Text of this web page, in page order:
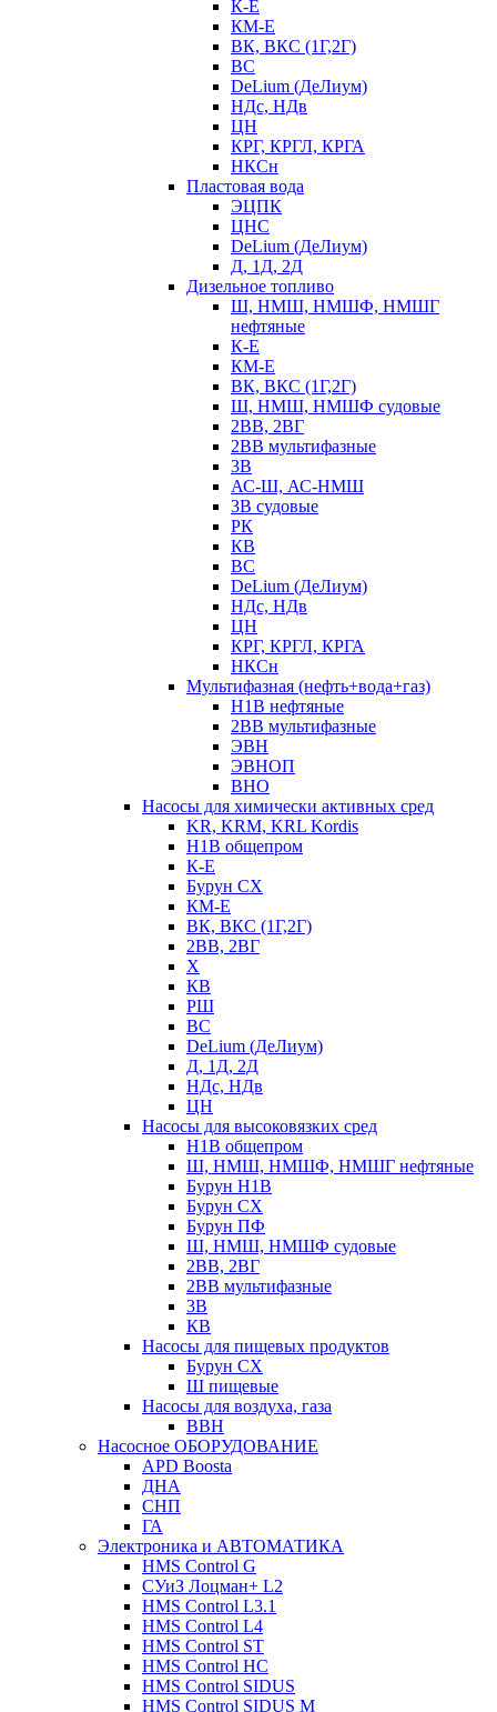
К-Е
КМ-Е
ВК, ВКС (1Г,2Г)
ВС
DeLium (ДеЛиум)
НДс, НДв
ЦН
КРГ, КРГЛ, КРГА
НКСн
Пластовая вода
ЭЦПК
ЦНС
DeLium (ДеЛиум)
Д, 1Д, 2Д
Дизельное топливо
Ш, НМШ, НМШФ, НМШГ
нефтяные
К-Е
КМ-Е
ВК, ВКС (1Г,2Г)
Ш, НМШ, НМШФ судовые
2ВВ, 2ВГ
2ВВ мультифазные
3В
АС-Ш, АС-НМШ
3В судовые
РК
КВ
ВС
DeLium (ДеЛиум)
НДс, НДв
ЦН
КРГ, КРГЛ, КРГА
НКСн
Мультифазная (нефть+вода+газ)
Н1В нефтяные
2ВВ мультифазные
ЭВН
ЭВНОП
ВНО
Насосы для химически активных сред
KR, KRM, KRL Kordis
Н1В общепром
К-Е
Бурун СХ
КМ-Е
ВК, ВКС (1Г,2Г)
2ВВ, 2ВГ
Х
КВ
РШ
ВС
DeLium (ДеЛиум)
Д, 1Д, 2Д
НДс, НДв
ЦН
Насосы для высоковязких сред
Н1В общепром
Ш, НМШ, НМШФ, НМШГ нефтяные
Бурун Н1В
Бурун СХ
Бурун ПФ
Ш, НМШ, НМШФ судовые
2ВВ, 2ВГ
2ВВ мультифазные
3В
КВ
Насосы для пищевых продуктов
Бурун СХ
Ш пищевые
Насосы для воздуха, газа
ВВН
Насосное ОБОРУДОВАНИЕ
APD Boosta
ДНА
СНП
ГА
Электроника и АВТОМАТИКА
HMS Control G
СУиЗ Лоцман+ L2
HMS Control L3.1
HMS Control L4
HMS Control ST
HMS Control HC
HMS Control SIDUS
HMS Control SIDUS M